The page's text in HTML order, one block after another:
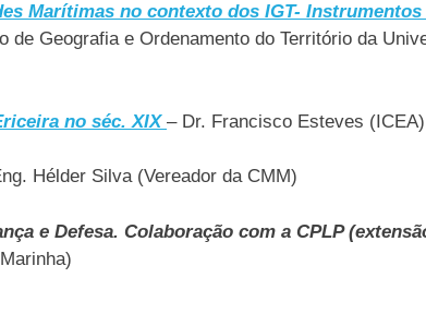
Marítimas no contexto dos IGT-
de Geografia e Ordenamento do Território da
no séc. XIX – Dr. Francisco Esteves (ICEA)
Hélder Silva (Vereador da CMM)
e Defesa. Colaboração com a CPLP